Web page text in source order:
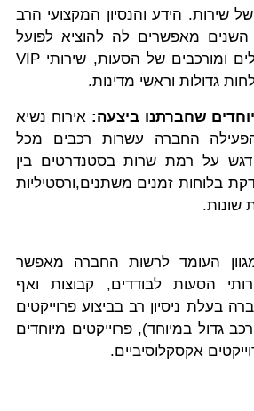
שירות. הידע והנסיון המקצועי הרב
מאפשרים לה להוציא לפועל
מאות פרוייקטים גדולים ומורכבים של הסעות, שירותי VIP
גדולות וראשי מדינות.
שחברתנו ביצעה: אירוח נשיא
החברה עשרות רכבים מכל
דגש על רמת שרות בסטנדרטים בין
בלוחות זמנים משתנים,ורסטיליות
שונות.
העומד לרשות החברה מאפשר
הסעות לבודדים, קבוצות ואף
בעלת ניסיון רב בביצוע פרוייקטים
גדול במיוחד), פרוייקטים מיוחדים
אקסקלוסיביים.